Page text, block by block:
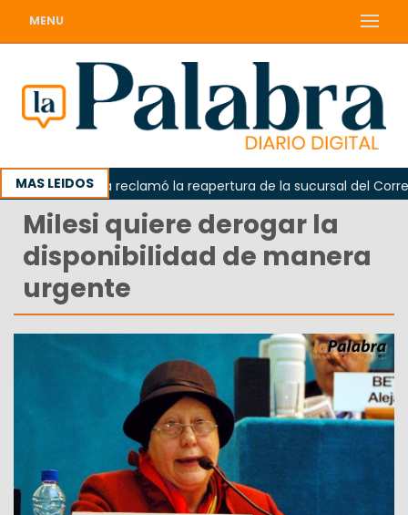
MENU
MAS LEIDOS
Odarda reclamó la reapertura de la sucursal del Correo
Milesi quiere derogar la
disponibilidad de manera
urgente